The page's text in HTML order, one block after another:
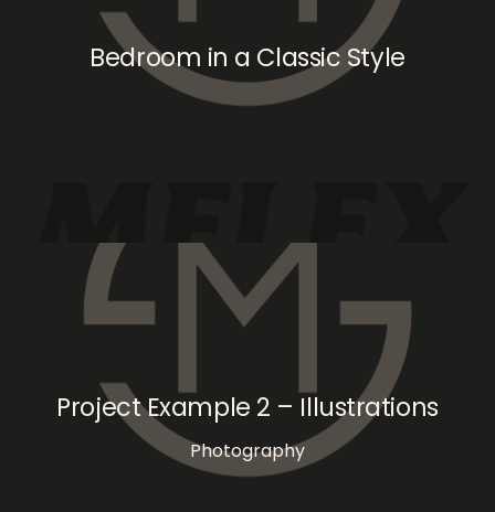
Bedroom in a Classic Style
Project Example 2 – Illustrations
Photography